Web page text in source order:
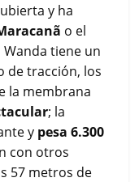
y ha
o el
Wanda tiene un
de tracción, los
la membrana
; la
y pesa 6.300
con otros
57 metros de